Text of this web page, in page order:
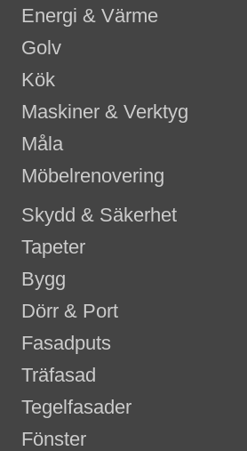
Energi & Värme
Golv
Kök
Maskiner & Verktyg
Måla
Möbelrenovering
Skydd & Säkerhet
Tapeter
Bygg
Dörr & Port
Fasadputs
Träfasad
Tegelfasader
Fönster